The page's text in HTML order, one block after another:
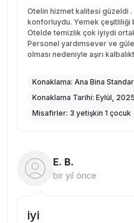
Otelin hizmet kalitesi güzeldi .
konforluydu. Yemek
Otelde temizlik çok iyiydi
Personel yardımsever ve
olması nedeniyle aşırı
Konaklama: Ana Bina
Konaklama Tarihi: Eylül, 2025
Misafirler: 3 yetişkin 1 çocuk
E. B.
bir yıl önce
iyi